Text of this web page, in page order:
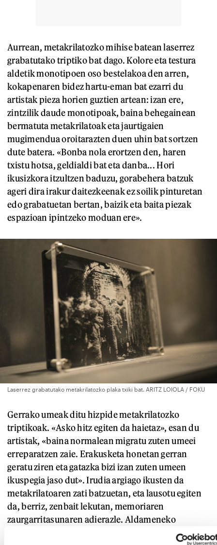
Aurrean, metakrilatozko mihise batean laserrez
grabatutako triptiko bat dago. Kolore eta testura
aldetik monotipoen oso bestelakoa den arren,
kokapenaren bidez hartu-eman bat ezarri du
artistak pieza horien guztien artean: izan ere,
zintzilik daude monotipoak, baina behegainean
bermatuta metakrilatoak eta jaurtigaien
mugimendua oroitarazten duen uhin bat sortzen
dute batera. «Bonba nola erortzen den, haren
txistu hotsa, geldialdi bat eta danba... Hori
ikusizkora itzultzen baduzu, gorabehera batzuk
ageri dira irakur daitezkeenak ez soilik pinturetan
edo grabatuetan bertan, baizik eta baita piezak
espazioan ipintzeko moduan ere».
Laserrez grabatutako metakrilatozko plaka txiki bat. ARITZ LOIOLA / FOKU
Gerrako umeak ditu hizpide metakrilatozko
triptikoak. «Asko hitz egiten da haietaz», esan du
artistak, «baina normalean migratu zuten umeei
erreparatzen zaie. Erakusketa honetan gerran
geratu ziren eta gatazka bizi izan zuten umeen
ikuspegia jaso dut». Irudia argiago ikusten da
metakrilatoaren zati batzuetan, eta lausotu egiten
da, berriz, zenbait lekutan, memoriaren
zaurgarritasunaren adierazle. Aldameneko
aretoan, teknika bera erabili du atzegoardiako